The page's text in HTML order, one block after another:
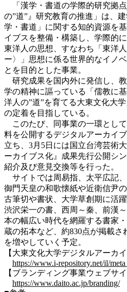
「漢学・書道の学際的研究拠
の”道”』研究教育の推進」は、
学・書道」に関する知的資源を
イブスを整備・構築し、学際的
東洋人の思想、すなわち「東洋
ー〉」思想に係る世界的なイノ
とを目的とした事業。
研究成果を国内外に発信し、
学の精神に謳っている「儒教に
洋人の”道”を育てる大東文化大
の定着を目指している。
このたび、同事業の一環とし
料を公開するデジタルアーカイ
立ち、3月5日には国立台湾芸術
ーカイブス化』成果先行公開シ
紹介及び意見交換等を行った。
サイトでは周易指、太平広記
御門天皇の和歌懐紙や近衛信尹
古筆切や書状、大学草創期に活
渋沢栄一の書、西周～秦、前漢
本の幅広い時代を網羅する書家
蔵の拓本など、約830点が掲載
を増やしていく予定。
【大東文化大学デジタルアーカイ
https://www.i-repository.net/il/
【ブランディング事業ウェブサイ
https://www.daito.ac.jp/branding/